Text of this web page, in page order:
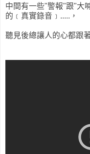
中間有一些"警報"跟"大
的﹝真實錄音﹞.....，
聽見後總讓人的心都跟